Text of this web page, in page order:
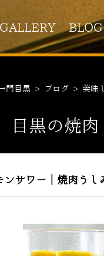
GALLERY BLOG
門目黒 > ブログ > 美味
目黒の焼
ンサワー｜焼肉う